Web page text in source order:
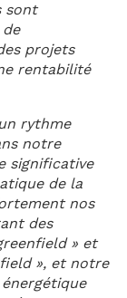
sont
projets
rentabilité
rythme
notre
significative
de la
nos
des
» et
», et notre